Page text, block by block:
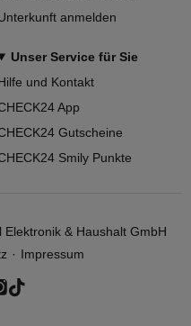
anmelden
Unser Service für Sie
und Kontakt
App
Gutscheine
Smily Punkte
& Haushalt GmbH
Impressum